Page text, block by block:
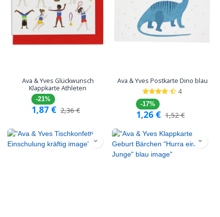
Ava & Yves Glückwunsch
Klappkarte Athleten
-21%
1,87 € 2,36€
Ava & Yves Postkarte Dino blau
4
-17%
1,26 € 1,52€